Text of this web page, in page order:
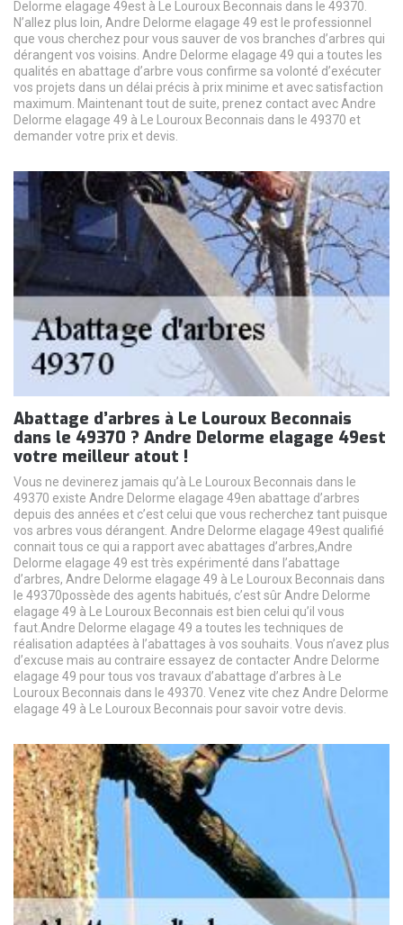
Delorme elagage 49est à Le Louroux Beconnais dans le 49370.
N’allez plus loin, Andre Delorme elagage 49 est le professionnel
que vous cherchez pour vous sauver de vos branches d’arbres qui
dérangent vos voisins. Andre Delorme elagage 49 qui a toutes les
qualités en abattage d’arbre vous confirme sa volonté d’exécuter
vos projets dans un délai précis à prix minime et avec satisfaction
maximum. Maintenant tout de suite, prenez contact avec Andre
Delorme elagage 49 à Le Louroux Beconnais dans le 49370 et
demander votre prix et devis.
Abattage d’arbres à Le Louroux Beconnais
dans le 49370 ? Andre Delorme elagage 49est
votre meilleur atout !
Vous ne devinerez jamais qu’à Le Louroux Beconnais dans le
49370 existe Andre Delorme elagage 49en abattage d’arbres
depuis des années et c’est celui que vous recherchez tant puisque
vos arbres vous dérangent. Andre Delorme elagage 49est qualifié
connait tous ce qui a rapport avec abattages d’arbres,Andre
Delorme elagage 49 est très expérimenté dans l’abattage
d’arbres, Andre Delorme elagage 49 à Le Louroux Beconnais dans
le 49370possède des agents habitués, c’est sûr Andre Delorme
elagage 49 à Le Louroux Beconnais est bien celui qu’il vous
faut.Andre Delorme elagage 49 a toutes les techniques de
réalisation adaptées à l’abattages à vos souhaits. Vous n’avez plus
d’excuse mais au contraire essayez de contacter Andre Delorme
elagage 49 pour tous vos travaux d’abattage d’arbres à Le
Louroux Beconnais dans le 49370. Venez vite chez Andre Delorme
elagage 49 à Le Louroux Beconnais pour savoir votre devis.